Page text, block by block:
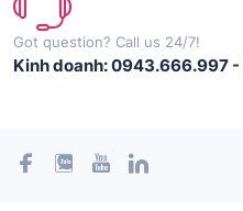
Got question? Call us 24/7!
Kinh doanh: 0943.666.997 -